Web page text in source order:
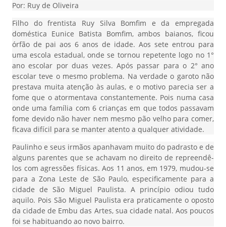
Por: Ruy de Oliveira
Filho do frentista Ruy Silva Bomfim e da empregada
doméstica Eunice Batista Bomfim, ambos baianos, ficou
órfão de pai aos 6 anos de idade. Aos sete entrou para
uma escola estadual, onde se tornou repetente logo no 1°
ano escolar por duas vezes. Após passar para o 2° ano
escolar teve o mesmo problema. Na verdade o garoto não
prestava muita atenção às aulas, e o motivo parecia ser a
fome que o atormentava constantemente. Pois numa casa
onde uma família com 6 crianças em que todos passavam
fome devido não haver nem mesmo pão velho para comer,
ficava difícil para se manter atento a qualquer atividade.
Paulinho e seus irmãos apanhavam muito do padrasto e de
alguns parentes que se achavam no direito de repreendê-
los com agressões físicas. Aos 11 anos, em 1979, mudou-se
para a Zona Leste de São Paulo, especificamente para a
cidade de São Miguel Paulista. A princípio odiou tudo
aquilo. Pois São Miguel Paulista era praticamente o oposto
da cidade de Embu das Artes, sua cidade natal. Aos poucos
foi se habituando ao novo bairro.